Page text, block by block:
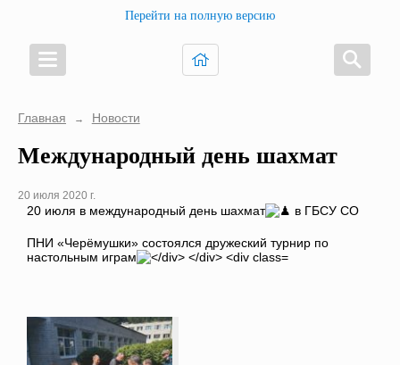
Перейти на полную версию
Главная → Новости
Международный день шахмат
20 июля 2020 г.
20 июля в международный день шахмат в ГБСУ СО
ПНИ «Черёмушки» состоялся дружеский турнир по
настольным играм